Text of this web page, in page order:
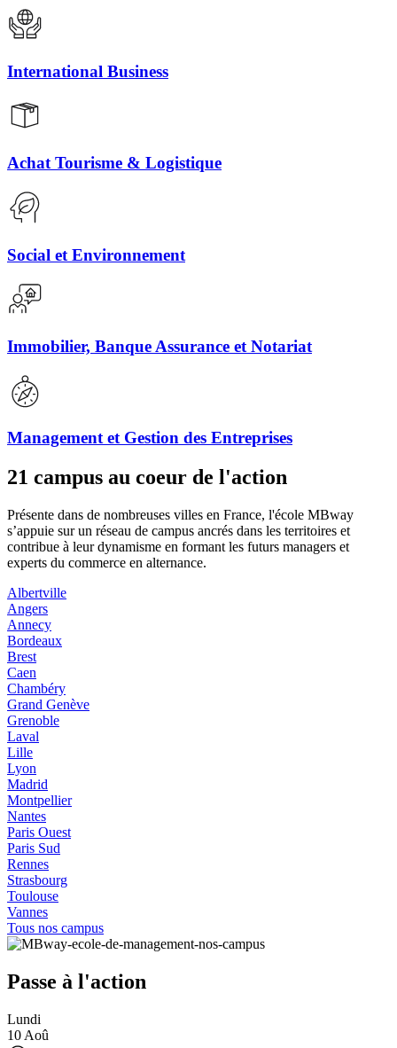
International Business
Achat Tourisme & Logistique
Social et Environnement
Immobilier, Banque Assurance et Notariat
Management et Gestion des Entreprises
21 campus au coeur de l'action
Présente dans de nombreuses villes en France, l'école MBway
s’appuie sur un réseau de campus ancrés dans les territoires et
contribue à leur dynamisme en formant les futurs managers et
experts du commerce en alternance.
Albertville
Angers
Annecy
Bordeaux
Brest
Caen
Chambéry
Grand Genève
Grenoble
Laval
Lille
Lyon
Madrid
Montpellier
Nantes
Paris Ouest
Paris Sud
Rennes
Strasbourg
Toulouse
Vannes
Tous nos campus
Passe à l'action
Lundi
10 Aoû